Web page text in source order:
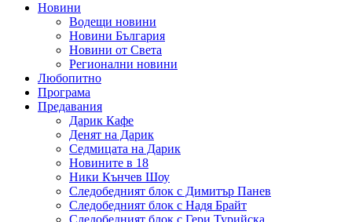
Новини
Водещи новини
Новини България
Новини от Света
Регионални новини
Любопитно
Програма
Предавания
Дарик Кафе
Денят на Дарик
Седмицата на Дарик
Новините в 18
Ники Кънчев Шоу
Следобедният блок с Димитър Панев
Следобедният блок с Надя Брайт
Следобедният блок с Гери Турийска